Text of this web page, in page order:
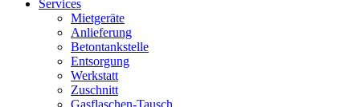
Services
Mietgeräte
Anlieferung
Betontankstelle
Entsorgung
Werkstatt
Zuschnitt
Gasflaschen-Tausch